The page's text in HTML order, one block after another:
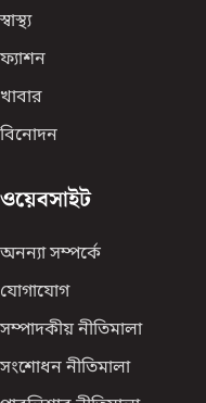
স্বাস্থ্য
ফ্যাশন
খাবার
বিনোদন
ওয়েবসাইট
অনন্যা সম্পর্কে
যোগাযোগ
সম্পাদকীয় নীতিমালা
সংশোধন নীতিমালা